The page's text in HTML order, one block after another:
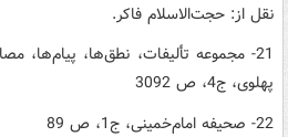
نقل از: حجت‌الاسلام فاکر.
21- مجموعه‌ تألیفات، نطق‌ها، پیام‌ها،
پهلوی، ج4، ص 3092
22- صحیفه‌ امام‌خمینی، ج1، ص 89